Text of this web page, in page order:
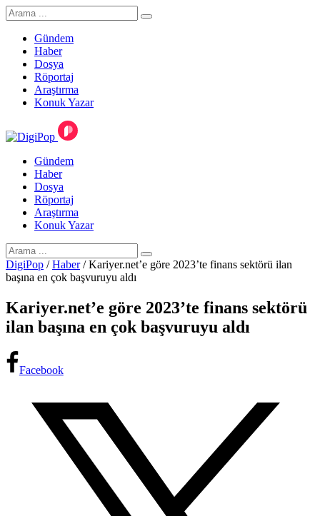
Gündem
Haber
Dosya
Röportaj
Araştırma
Konuk Yazar
Gündem
Haber
Dosya
Röportaj
Araştırma
Konuk Yazar
DigiPop /Haber/Kariyer.net’e göre 2023’te finans sektörü ilan
başına en çok başvuruyu aldı
Kariyer.net’e göre 2023’te finans sektörü
ilan başına en çok başvuruyu aldı
Facebook